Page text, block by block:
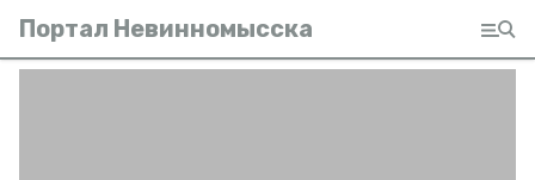
Портал Невинномысска